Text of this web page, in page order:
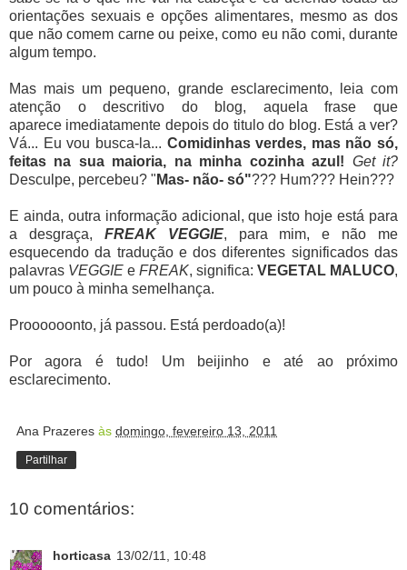
orientações sexuais e opções alimentares, mesmo as dos
que não comem carne ou peixe, como eu não comi, durante
algum tempo.
Mas mais um pequeno, grande esclarecimento, leia com
atenção o descritivo do blog, aquela frase que
aparece imediatamente depois do titulo do blog. Está a ver?
Vá... Eu vou busca-la... Comidinhas verdes, mas não só,
feitas na sua maioria, na minha cozinha azul! Get it?
Desculpe, percebeu? " Mas- não- só"??? Hum??? Hein???
E ainda, outra informação adicional, que isto hoje está para
a desgraça, FREAK VEGGIE, para mim, e não me
esquecendo da tradução e dos diferentes significados das
palavras VEGGIE e FREAK, significa: VEGETAL MALUCO,
um pouco à minha semelhança.
Proooooonto, já passou. Está perdoado(a)!
Por agora é tudo! Um beijinho e até ao próximo
esclarecimento.
Ana Prazeres às domingo, fevereiro 13, 2011
Partilhar
10 comentários:
horticasa 13/02/11, 10:48